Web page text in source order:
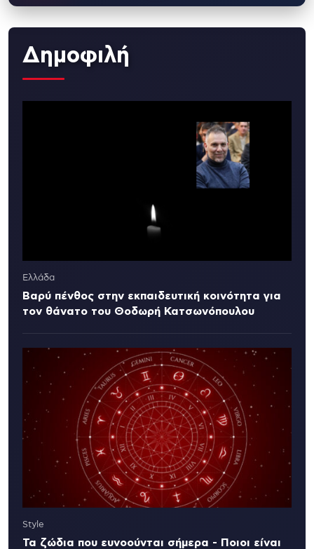
Δημοφιλή
Ελλάδα
Βαρύ πένθος στην εκπαιδευτική κοινότητα για
τον θάνατο του Θοδωρή Κατσωνόπουλου
Style
Τα ζώδια που ευνοούνται σήμερα - Ποιοι είναι